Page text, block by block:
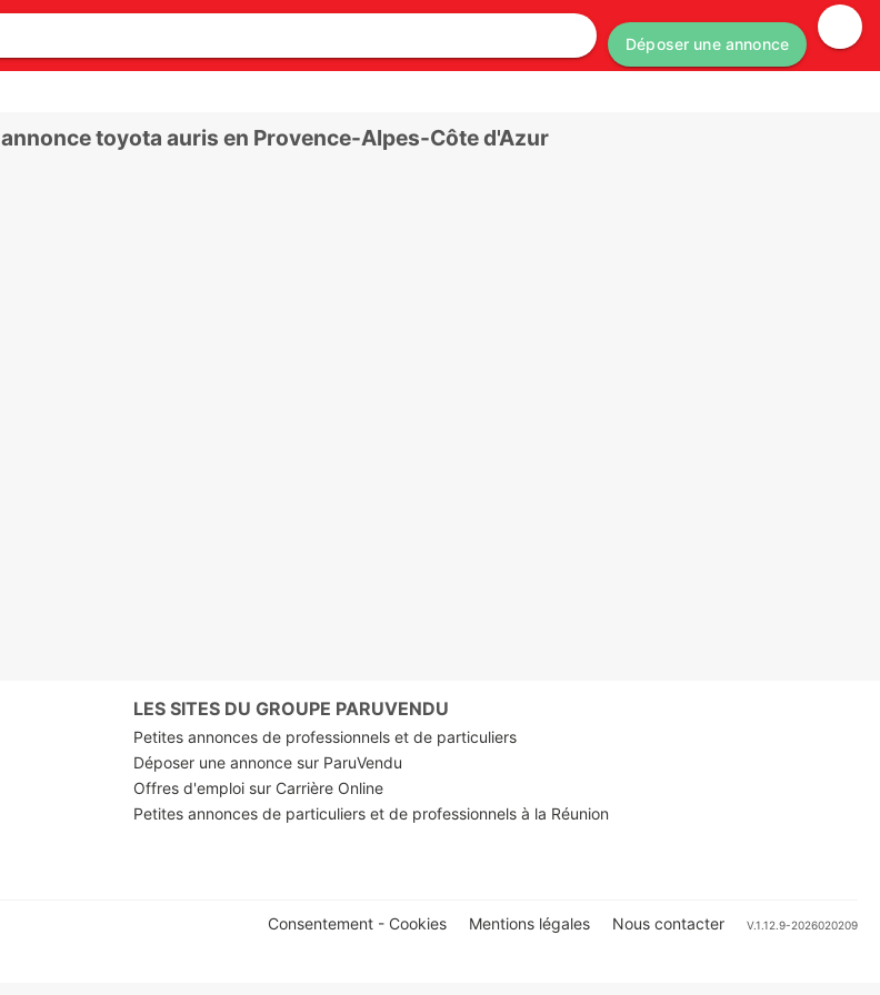
Déposer une annonce
annonce toyota auris en Provence-Alpes-Côte d'Azur
LES SITES DU GROUPE PARUVENDU
Petites annonces de professionnels et de particuliers
Déposer une annonce sur ParuVendu
Offres d'emploi sur Carrière Online
Petites annonces de particuliers et de professionnels à la Réunion
Consentement - Cookies Mentions légales Nous contacter V.1.12.9-2026020209